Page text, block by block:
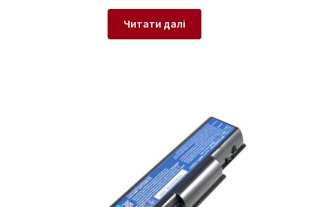
Читати далі